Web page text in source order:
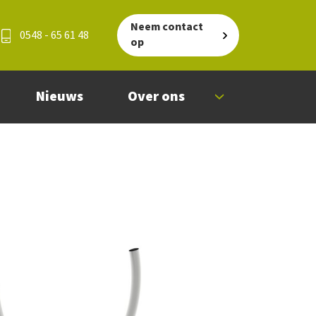
0548 - 65 61 48
Neem contact
op
Nieuws Over ons